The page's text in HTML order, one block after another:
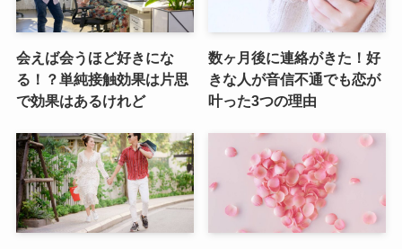
会えば会うほど好きにな
る！？単純接触効果は片思
で効果はあるけれど
数ヶ月後に連絡がきた！好
きな人が音信不通でも恋が
叶った3つの理由